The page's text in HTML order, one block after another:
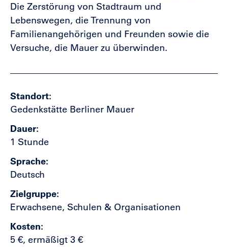
Die Zerstörung von Stadtraum und
Lebenswegen, die Trennung von
Familienangehörigen und Freunden sowie die
Versuche, die Mauer zu überwinden.
Standort
Gedenkstätte Berliner Mauer
Dauer
1 Stunde
Sprache
Deutsch
Zielgruppe
Erwachsene, Schulen & Organisationen
Kosten
5 €, ermäßigt 3 €